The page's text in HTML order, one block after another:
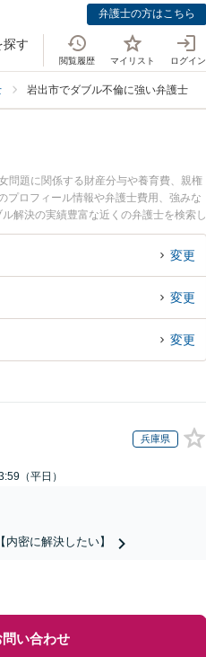
弁護士の方はこちら
探す
閲覧履歴 マイリスト ログイン
岩出市でダブル不倫に強い弁護士
問題に関係する財産分与や養育費、親権
プロフィール情報や弁護士費用、強みな
解決の実績豊富な近くの弁護士を検索し
変更
変更
変更
兵庫県
（平日）
密に解決したい】
問い合わせ